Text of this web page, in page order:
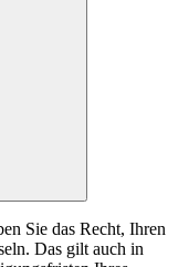
Sie das Recht, Ihren
Das gilt auch in